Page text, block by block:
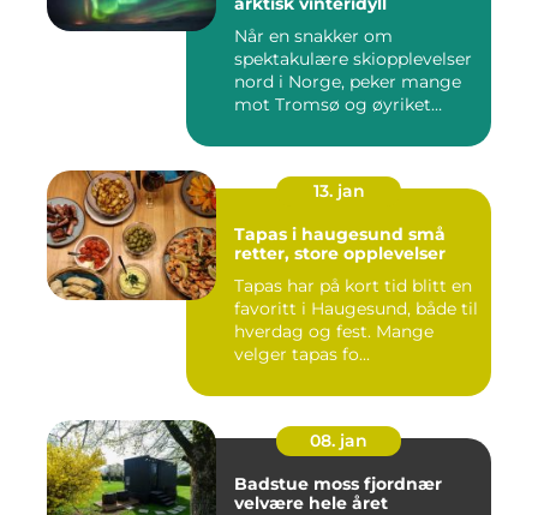
Når en snakker om
spektakulære skiopplevelser
nord i Norge, peker mange
mot Tromsø og øyriket
13. jan
Tapas i haugesund små
retter, store opplevelser
Tapas har på kort tid blitt en
favoritt i Haugesund, både til
hverdag og fest. Mange
velger tapas fo...
08. jan
Badstue moss fjordnær
velvære hele året